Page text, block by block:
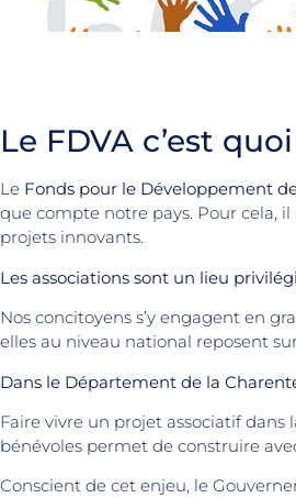
Le FDVA c’est
Le Fonds pour le Développement
que compte notre pays. Pour cela,
projets innovants.
Les associations sont un lieu
Nos concitoyens s’y engagent en
elles au niveau national reposent
Dans le Département de la
Faire vivre un projet associatif
bénévoles permet de construire
Conscient de cet enjeu, le